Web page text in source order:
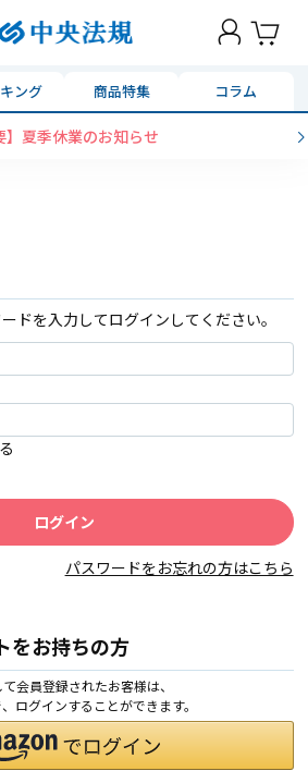
ング 商品特集 コラム
】夏季休業のお知らせ
ドを入力してログインしてください。
パスワードをお忘れの方はこちら
をお持ちの方
会員登録されたお客様は、
ログインすることができます。